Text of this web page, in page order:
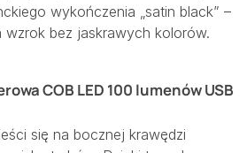
wykończenia „satin black” –
bez jaskrawych kolorów.
COB LED 100 lumenów USB
się na bocznej krawędzi